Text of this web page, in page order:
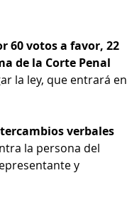
60 votos a favor, 22
de la Corte Penal
la ley, que entrará en
verbales
la persona del
y